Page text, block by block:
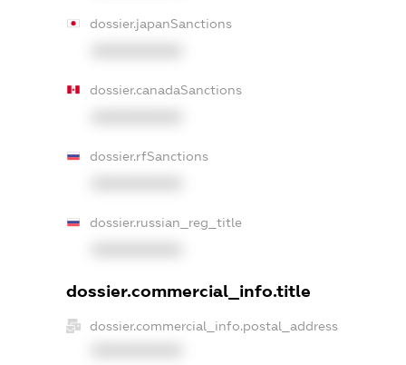
dossier.japanSanctions
dossier.canadaSanctions
dossier.rfSanctions
dossier.russian_reg_title
dossier.commercial_info.title
dossier.commercial_info.postal_address